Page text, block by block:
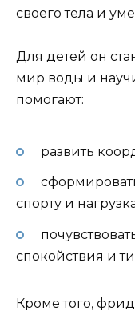
своего тела и
Для детей он
мир воды и
помогают:
развить
спорту и
спокойствия и
Кроме того,